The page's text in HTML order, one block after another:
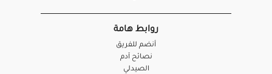
روابط هامة
أنضم للفريق
نصائح آدم
الصيدلي